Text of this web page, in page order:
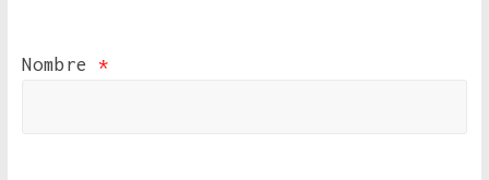
Nombre *